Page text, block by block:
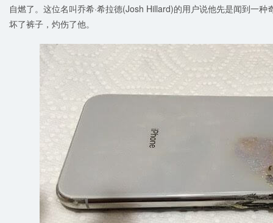
自燃了。这位名叫乔希·希拉德(Josh Hillard)的用户说他先是闻到一
坏了裤子，灼伤了他。